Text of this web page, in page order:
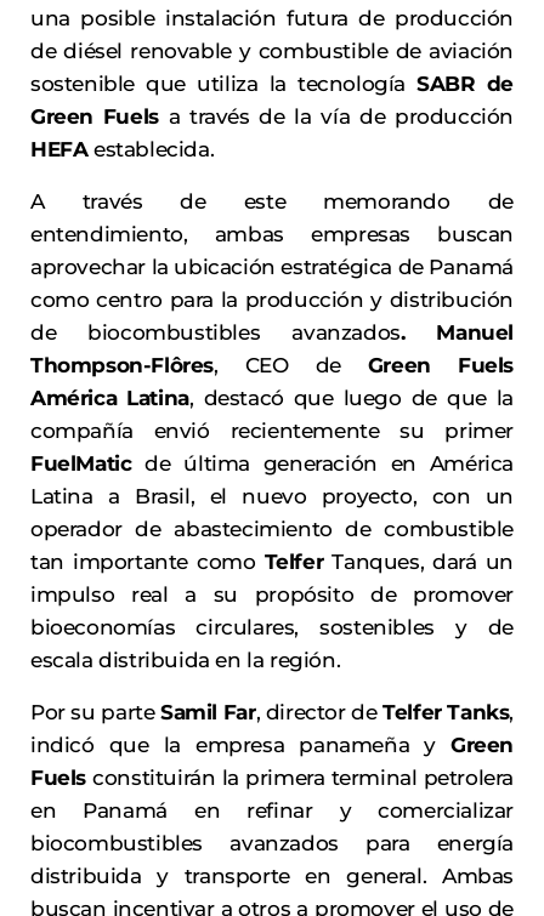
una posible instalación futura de producción
de diésel renovable y combustible de aviación
sostenible que utiliza la tecnologíaSABR de
Green Fuelsa través de la vía de producción
HEFAestablecida.
A través de este memorando de
entendimiento, ambas empresas buscan
aprovechar la ubicación estratégica de Panamá
como centro para la producción y distribución
de biocombustibles avanzados. Manuel
Thompson-Flôres, CEO de Green Fuels
América Latina, destacó que luego de que la
compañía envió recientemente su primer
FuelMaticde última generación en América
Latina a Brasil, el nuevo proyecto, con un
operador de abastecimiento de combustible
tan importante como TelferTanques, dará un
impulso real a su propósito de promover
bioeconomías circulares, sostenibles y de
escala distribuida en la región.
Por su parteSamil Far, director deTelfer Tanks,
indicó que la empresa panameña y Green
Fuels constituirán la primera terminal petrolera
en Panamá en refinar y comercializar
biocombustibles avanzados para energía
distribuida y transporte en general. Ambas
buscan incentivar a otros a promover el uso de